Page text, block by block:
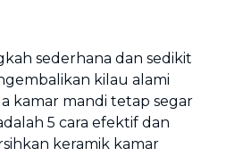
sederhana dan sedikit
kilau alami
kamar mandi tetap segar
5 cara efektif dan
keramik kamar